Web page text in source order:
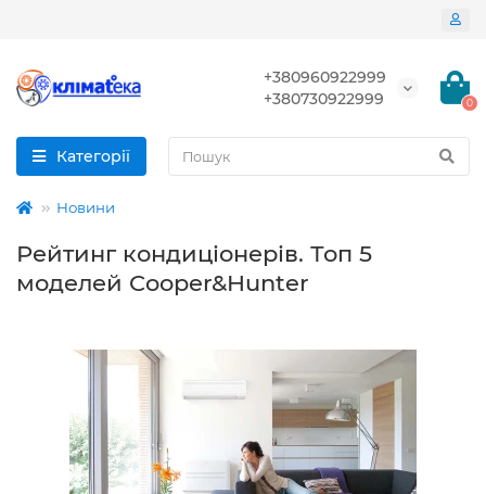
+380960922999
+380730922999
0
Категорії
Новини
Рейтинг кондиціонерів. Топ 5
моделей Cooper&Hunter